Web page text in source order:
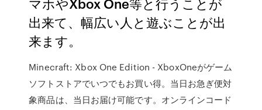
出来て、幅広い人と遊ぶことが出
来ます。
Minecraft: Xbox One Edition - XboxOneがゲーム
ソフトストアでいつでもお買い得。当日お急ぎ便対
象商品は、当日お届け可能です。オンラインコード